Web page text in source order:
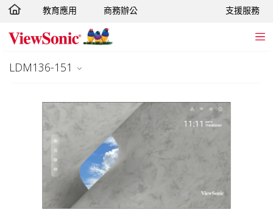
轉跳至主要內容
教育應用 商務辦公 支援服務
LDM136-151